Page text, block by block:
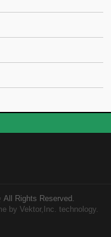
All Rights Reserved.
by Vektor,Inc. technology.